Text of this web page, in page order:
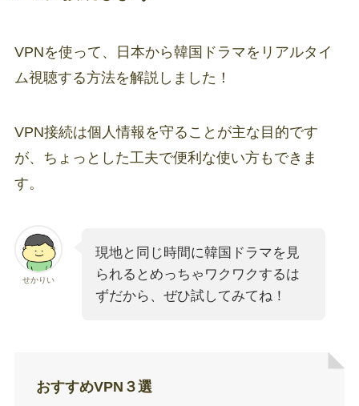
VPNを使って、日本から韓国ドラマをリアルタイ
ム視聴する方法を解説しました！
VPN接続は個人情報を守ることが主な目的です
が、ちょっとした工夫で便利な使い方もできま
す。
せかりい
現地と同じ時間に韓国ドラマを見
られるとめっちゃワクワクするは
ずだから、ぜひ試してみてね！
おすすめVPN３選